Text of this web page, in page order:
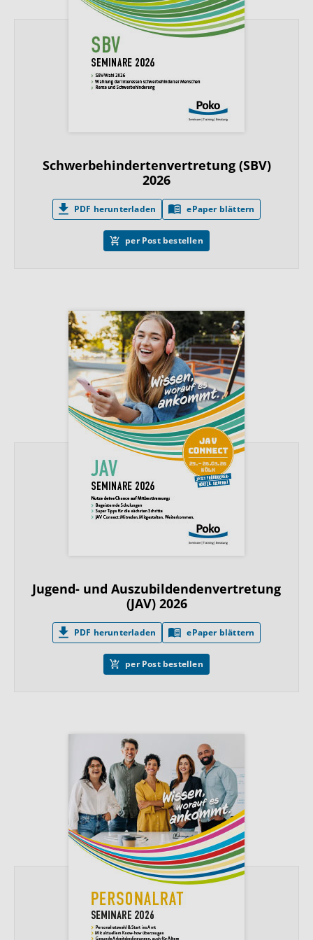
Schwerbehindertenvertretung (SBV)
2026
PDF herunterladen ePaper blättern
per Post bestellen
Jugend- und Auszubildendenvertretung
(JAV) 2026
PDF herunterladen ePaper blättern
per Post bestellen